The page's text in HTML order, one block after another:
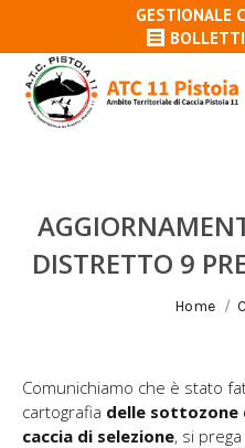
GESTIONALE
DISTRETTO 9
Tu sei qui:
Home
Comunichiamo che è stato
cartografia delle
caccia di selezione, si